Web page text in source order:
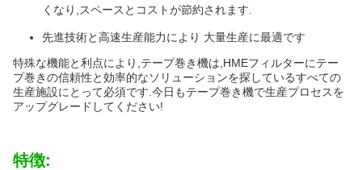
くなり,スペースとコストが節約されます.
先進技術と高速生産能力により 大量生産に最適です
特殊な機能と利点により,テープ巻き機は,HMEフィルターにテー
プ巻きの信頼性と効率的なソリューションを探しているすべての
生産施設にとって必須です.今日もテープ巻き機で生産プロセスを
アップグレードしてください!
特徴: